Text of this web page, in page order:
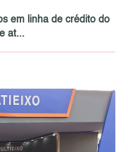
em linha de crédito do
at...